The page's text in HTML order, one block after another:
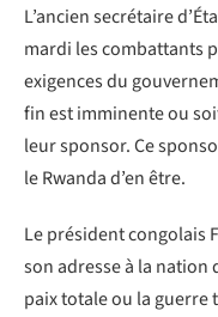
L’ancien secrétaire
mardi les combattants
exigences du
fin est imminente ou
leur sponsor. Ce
le Rwanda d’en être.
Le président congolais
son adresse à la
paix totale ou la guerre